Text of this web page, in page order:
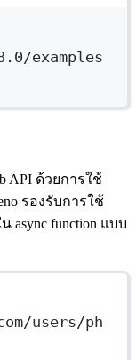
examples
API ด้วยการใช้
รองรับการใช้
async function แบบ
users/ph